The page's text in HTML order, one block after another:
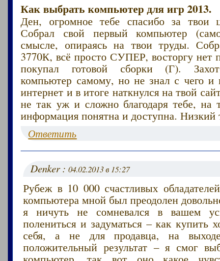
Как выбрать компьютер для игр 2013.
Ден, огромное тебе спасибо за твои
Собрал свой первый компьютер
смысле, опираясь на твои труды.
3770К, всё просто СУПЕР, восторгу нет
покупал готовой сборки (Г).
компьютер самому, но не знал с чего и
интернет и в итоге наткнулся на твой
не так уж и сложно благодаря тебе, на
информация понятна и доступна. Низкий
Ответить
Denker :04.02.2013 в 15:27
Рубеж в 10 000 счастливых
компьютера мной был преодолен
я ничуть не сомневался в вашем
полениться и задуматься – как
себя, а не для продавца, на
положительный результат – я смог